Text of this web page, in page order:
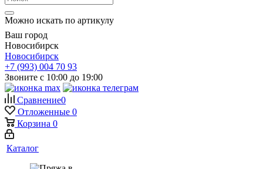
Можно искать по артикулу
Ваш город
Новосибирск
Новосибирск
+7 (993) 004 70 93
Звоните с 10:00 до 19:00
Сравнение0
Отложенные 0
Корзина 0
Каталог